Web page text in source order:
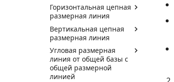
Горизонтальная цепная
размерная линия
Вертикальная цепная
размерная линия
Угловая размерная
линия от общей базы с
общей размерной
линией